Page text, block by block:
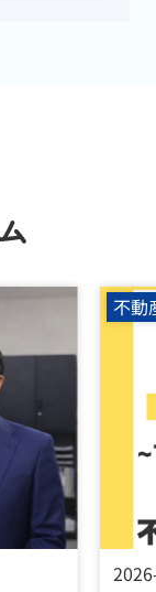
不動